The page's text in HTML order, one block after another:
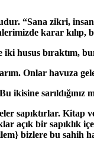
“Sana zikri,
karar
iki husus bıraktım,
Onlar havuza
ikisine sarıldığınız
sapıktırlar. Kitap
açık bir sapıklık
bizlere bu sahih